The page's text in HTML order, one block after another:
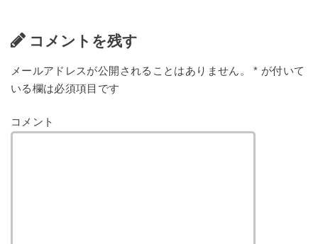
コメントを残す
メールアドレスが公開されることはありません。 * が付いて
いる欄は必須項目です
コメント